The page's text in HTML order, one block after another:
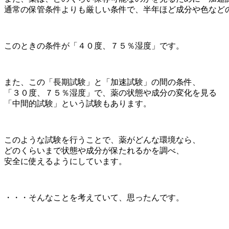
通常の保管条件よりも厳しい条件で、半年ほど成分や色など
このときの条件が「４０度、７５％湿度」です。
また、この「長期試験」と「加速試験」の間の条件、
「３０度、７５％湿度」で、薬の状態や成分の変化を見る
「中間的試験」という試験もあります。
このような試験を行うことで、薬がどんな環境なら、
どのくらいまで状態や成分が保たれるかを調べ、
安全に使えるようにしています。
・・・そんなことを考えていて、思ったんです。